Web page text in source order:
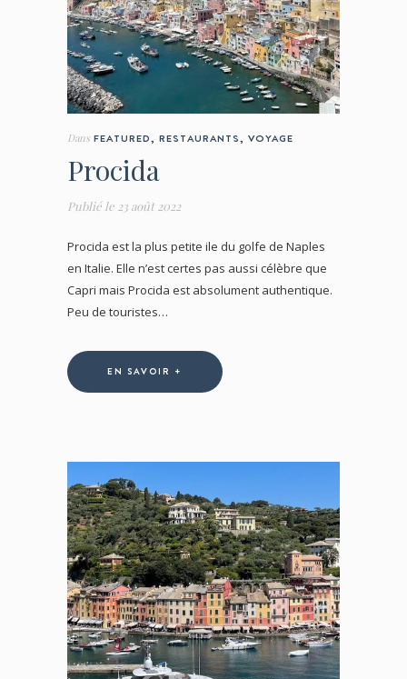
Dans FEATURED, RESTAURANTS, VOYAGE
Procida
Publié le 23 août 2022
Procida est la plus petite ile du golfe de Naples
en Italie. Elle n’est certes pas aussi célèbre que
Capri mais Procida est absolument authentique.
Peu de touristes…
EN SAVOIR +